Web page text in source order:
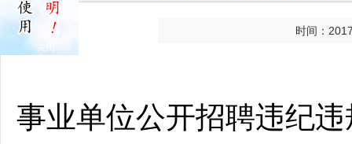
关闭
时间：
事业单位公开招聘违纪